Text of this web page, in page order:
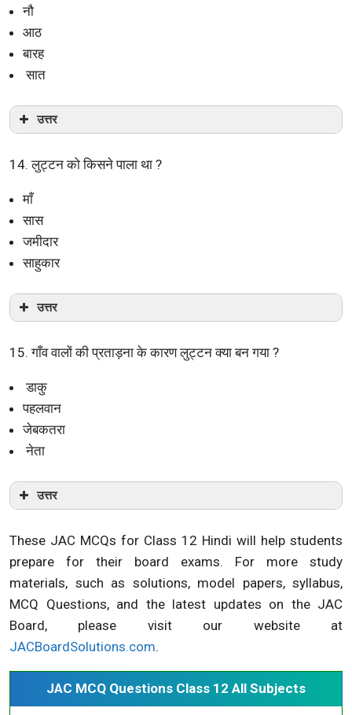
नौ
आठ
बारह
सात
उत्तर
14. लुट्टन को किसने पाला था ?
माँ
सास
जमीदार
साहुकार
उत्तर
15. गाँव वालों की प्रताड़ना के कारण लुट्टन क्या बन गया ?
डाकु
पहलवान
जेबकतरा
नेता
उत्तर
These JAC MCQs for Class 12 Hindi will help students
prepare for their board exams. For more study
materials, such as solutions, model papers, syllabus,
MCQ Questions, and the latest updates on the JAC
Board, please visit our website at
JACBoardSolutions.com.
JAC MCQ Questions Class 12 All Subjects